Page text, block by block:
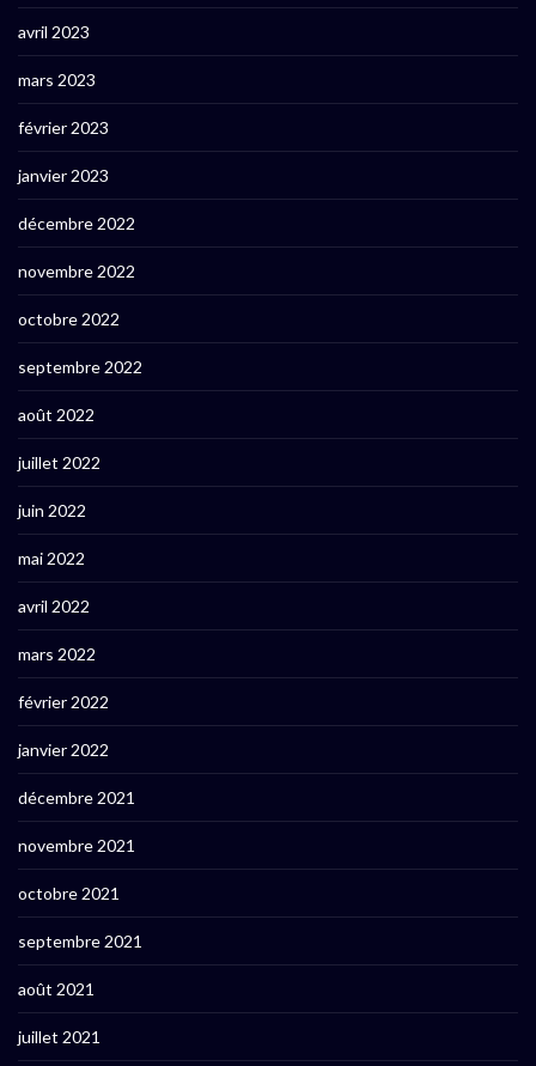
avril 2023
mars 2023
février 2023
janvier 2023
décembre 2022
novembre 2022
octobre 2022
septembre 2022
août 2022
juillet 2022
juin 2022
mai 2022
avril 2022
mars 2022
février 2022
janvier 2022
décembre 2021
novembre 2021
octobre 2021
septembre 2021
août 2021
juillet 2021